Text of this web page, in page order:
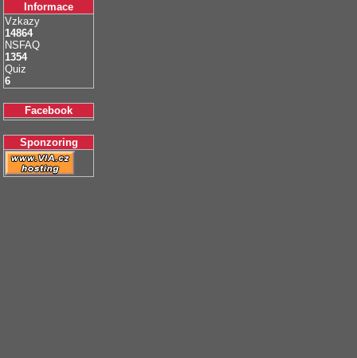
Informace
Vzkazy
14864
NSFAQ
1354
Quiz
6
Facebook
Sponzoring